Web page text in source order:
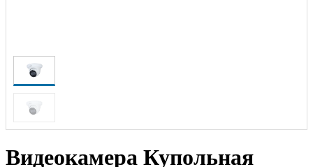
Видеокамера Купольная